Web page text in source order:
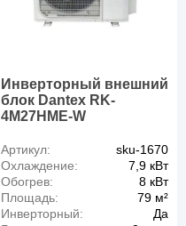
Инверторный внешний
блок Dantex RK-
4M27HME-W
Артикул:
sku-1670
Охлаждение:
7,9 кВт
Обогрев:
8 кВт
Площадь:
79 м²
Инверторный:
Да